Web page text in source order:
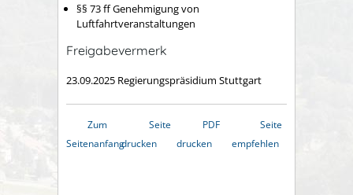
§§ 73 ffGenehmigung von
Luftfahrtveranstaltungen
Freigabevermerk
23.09.2025 Regierungspräsidium Stuttgart
Zum
Seitenanfang
Seite
drucken
PDF
drucken
Seite
empfehlen